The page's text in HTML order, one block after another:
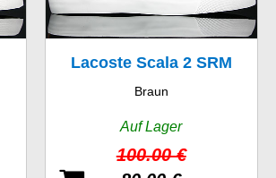
Lacoste Scala 2 SRM
LTH
Braun
Auf Lager
100.00 €